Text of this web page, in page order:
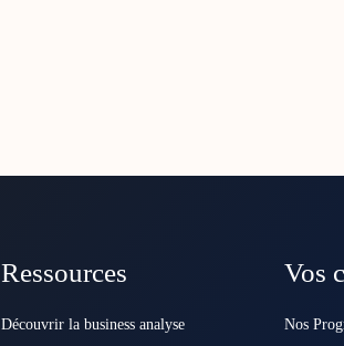
Ressources
Découvrir la business analyse
Vos
Nos